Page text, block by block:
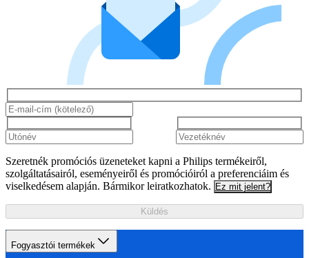
Szeretnék promóciós üzeneteket kapni a Philips termékeiről,
szolgáltatásairól, eseményeiről és promócióiról a preferenciáim és
viselkedésem alapján. Bármikor leiratkozhatok. Ez mit jelent?
Küldés
Fogyasztói termékek